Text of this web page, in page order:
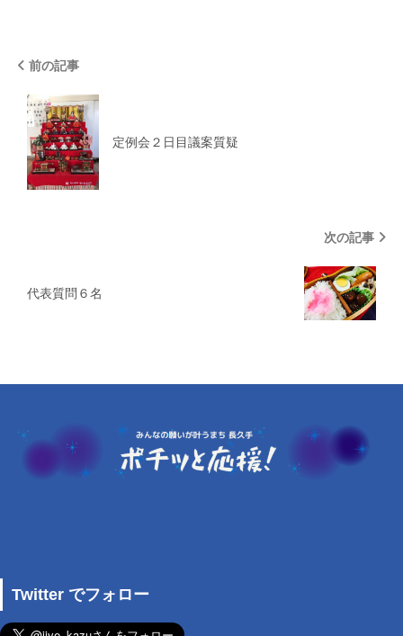
前の記事
定例会２日目議案質疑
次の記事
代表質問６名
Twitter でフォロー